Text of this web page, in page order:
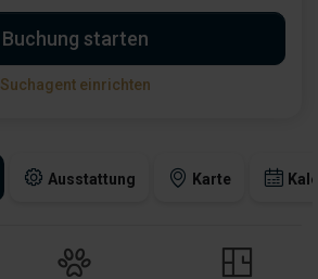
Ausstattung Karte
Buchung starten
Suchagent einrichten